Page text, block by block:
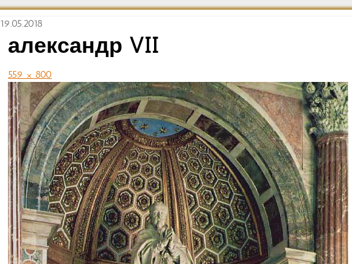
19.05.2018
александр VII
559 × 800